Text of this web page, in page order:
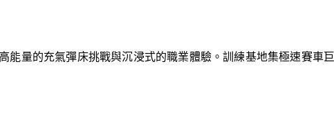
能量的充氣彈床挑戰與沉浸式的職業體驗。訓練基地集極速賽車